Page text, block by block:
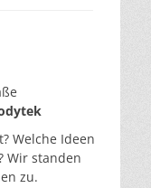
Welche Ideen
Wir standen
zu.